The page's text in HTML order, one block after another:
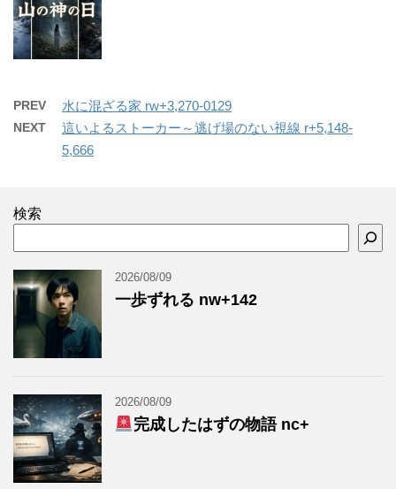
PREV 水に混ざる家 rw+3,270-0129
NEXT
這いよるストーカー～逃げ場のない視線 r+5,148-
5,666
検索
2026/08/09
一歩ずれる nw+142
2026/08/09
完成したはずの物語 nc+